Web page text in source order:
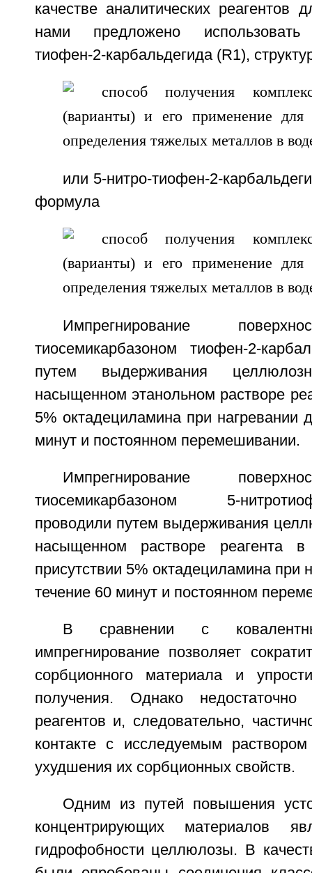
качестве аналитических реагентов
нами предложено использовать
тиофен-2-карбальдегида (R1),
или 5-нитро-тиофен-2-
формула
Импрегнирование
тиосемикарбазоном тиофен-2-
путем выдерживания
насыщенном этанольном растворе
5% октадециламина при нагревании
минут и постоянном перемешивании.
Импрегнирование
тиосемикарбазоном 5-
проводили путем выдерживания
насыщенном растворе реагента в
присутствии 5% октадециламина при
течение 60 минут и постоянном
В сравнении с
импрегнирование позволяет
сорбционного материала и
получения. Однако
реагентов и, следовательно,
контакте с исследуемым
ухудшения их сорбционных свойств.
Одним из путей повышения
концентрирующих материалов
гидрофобности целлюлозы. В